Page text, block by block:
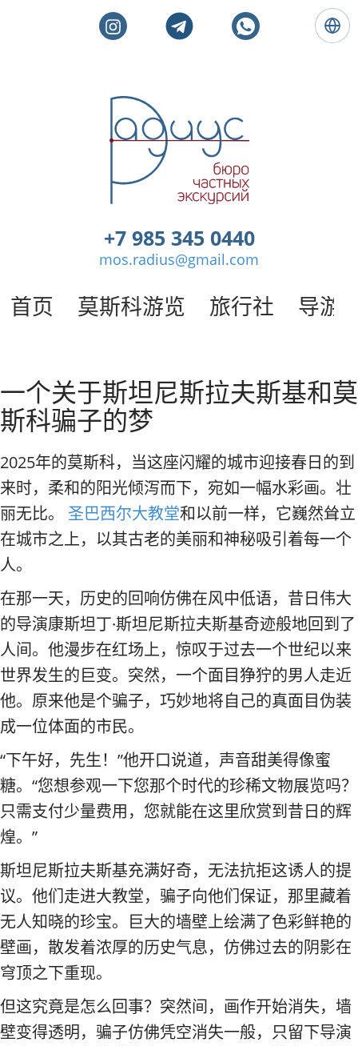
莫
斯
科
游
。
莫
斯
导
游
语
+7 985 345 0440
mos.radius@gmail.com
首页 莫斯科游览 旅行社 导游
莫斯科私人旅游和导游
一个关于斯坦尼斯拉夫斯基和莫
斯科骗子的梦
2025年的莫斯科，当这座闪耀的城市迎接春日的到
来时，柔和的阳光倾泻而下，宛如一幅水彩画。壮
丽无比。 圣巴西尔大教堂和以前一样，它巍然耸立
在城市之上，以其古老的美丽和神秘吸引着每一个
人。
在那一天，历史的回响仿佛在风中低语，昔日伟大
的导演康斯坦丁·斯坦尼斯拉夫斯基奇迹般地回到了
人间。他漫步在红场上，惊叹于过去一个世纪以来
世界发生的巨变。突然，一个面目狰狞的男人走近
他。原来他是个骗子，巧妙地将自己的真面目伪装
成一位体面的市民。
“下午好，先生！”他开口说道，声音甜美得像蜜
糖。“您想参观一下您那个时代的珍稀文物展览吗？
只需支付少量费用，您就能在这里欣赏到昔日的辉
煌。”
斯坦尼斯拉夫斯基充满好奇，无法抗拒这诱人的提
议。他们走进大教堂，骗子向他们保证，那里藏着
无人知晓的珍宝。巨大的墙壁上绘满了色彩鲜艳的
壁画，散发着浓厚的历史气息，仿佛过去的阴影在
穹顶之下重现。
但这究竟是怎么回事？突然间，画作开始消失，墙
壁变得透明，骗子仿佛凭空消失一般，只留下导演